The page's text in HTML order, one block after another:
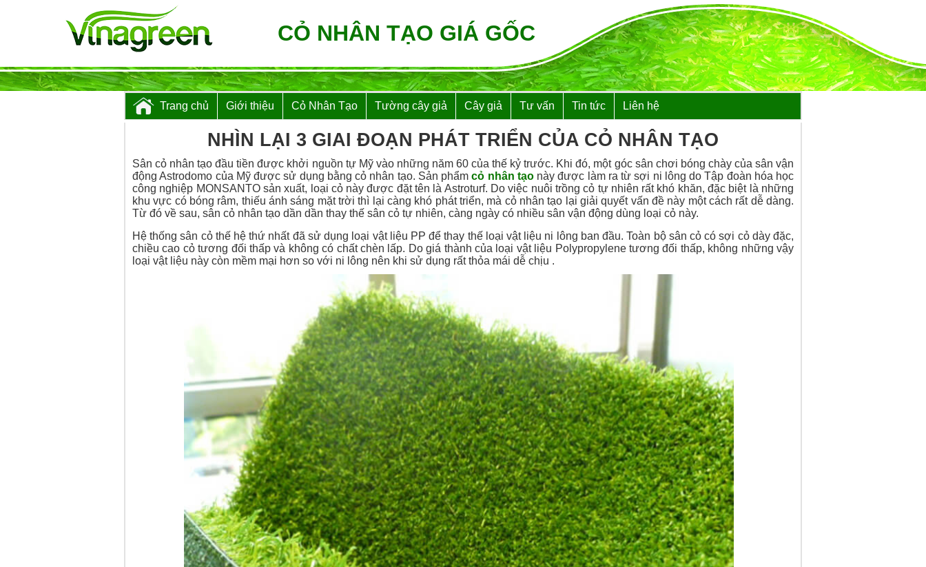
CỎ NHÂN TẠO GIÁ GỐC
Trang chủ Giới thiệu Cỏ Nhân Tạo Tường cây giả Cây giả Tư vấn Tin tức Liên hệ
NHÌN LẠI 3 GIAI ĐOẠN PHÁT TRIỂN CỦA CỎ NHÂN TẠO
Sân cỏ nhân tạo đầu tiền được khởi nguồn tự Mỹ vào những năm 60 của thế kỷ trước. Khi đó, một góc sân chơi bóng chày của sân vận
động Astrodomo của Mỹ được sử dụng bằng cỏ nhân tạo. Sản phẩmcỏ nhân tạonày được làm ra từ sợi ni lông do Tập đoàn hóa học
công nghiệp MONSANTO sản xuất, loại cỏ này được đặt tên là Astroturf. Do việc nuôi trồng cỏ tự nhiên rất khó khăn, đặc biệt là những
khu vực có bóng râm, thiếu ánh sáng mặt trời thì lại càng khó phát triển, mà cỏ nhân tạo lại giải quyết vấn đề này một cách rất dễ dàng.
Từ đó về sau, sân cỏ nhân tạo dần dần thay thế sân cỏ tự nhiên, càng ngày có nhiều sân vận động dùng loại cỏ này.
Hệ thống sân cỏ thế hệ thứ nhất đã sử dụng loại vật liệu PP để thay thế loại vật liệu ni lông ban đầu. Toàn bộ sân cỏ có sợi cỏ dày đặc,
chiều cao cỏ tương đối thấp và không có chất chèn lấp. Do giá thành của loại vật liệu Polypropylene tương đối thấp, không những vậy
loại vật liệu này còn mềm mại hơn so với ni lông nên khi sử dụng rất thỏa mái dễ chịu .